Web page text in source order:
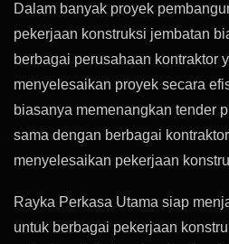
Dalam banyak proyek
pekerjaan konstruksi jembatan
berbagai perusahaan kontraktor
menyelesaikan proyek secara
biasanya memenangkan tender
sama dengan berbagai
menyelesaikan pekerjaan
Rayka Perkasa Utama siap
untuk berbagai pekerjaan